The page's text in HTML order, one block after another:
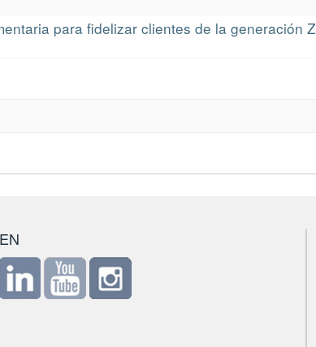
para fidelizar clientes de la generación Z